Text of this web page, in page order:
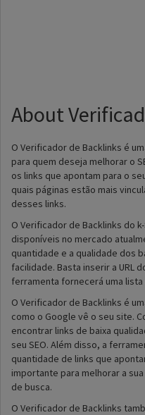
About
O Verificador de Backlinks é
para quem deseja melhorar o
os links que apontam para o
quais páginas estão mais
desses links.
O Verificador de Backlinks do
disponíveis no mercado
quantidade e a qualidade dos
facilidade. Basta inserir a URL
ferramenta fornecerá uma
O Verificador de Backlinks é
como o Google vê o seu site.
encontrar links de baixa
seu SEO. Além disso, a
quantidade de links que
importante para melhorar a
de busca.
O Verificador de Backlinks